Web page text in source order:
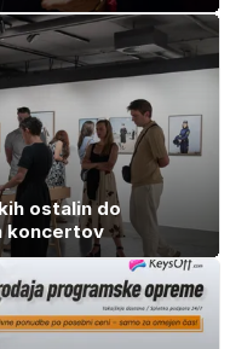
ostalin do
koncertov